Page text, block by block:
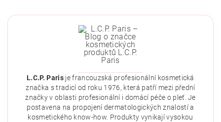
L.C.P. Paris je francouzská profesionální kosmetická
značka s tradicí od roku 1976, která patří mezi přední
značky v oblasti profesionální i domácí péče o pleť. Je
postavena na propojení dermatologických znalostí a
kosmetického know-how. Produkty vynikají vysokou